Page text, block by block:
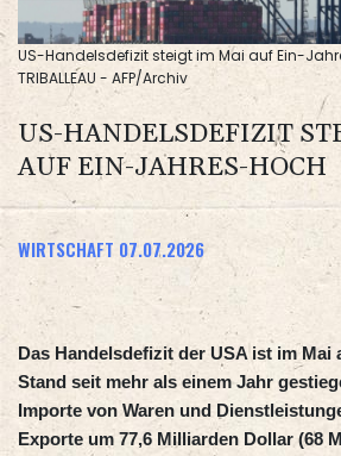
US-Handelsdefizit steigt im Mai auf Ein-
TRIBALLEAU - AFP/Archiv
US-HANDELSDEFIZIT
AUF EIN-JAHRES-HOCH
WIRTSCHAFT 07.07.2026
Das Handelsdefizit der USA ist im Mai
Stand seit mehr als einem Jahr
Importe von Waren und
Exporte um 77,6 Milliarden Dollar (68